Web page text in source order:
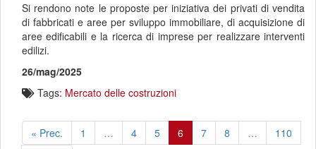
Si rendono note le proposte per iniziativa dei privati di vendita
di fabbricati e aree per sviluppo immobiliare, di acquisizione di
aree edificabili e la ricerca di imprese per realizzare interventi
edilizi.
26/mag/2025
Tags: Mercato delle costruzioni
« Prec. 1 … 4 5 6 7 8 …
110